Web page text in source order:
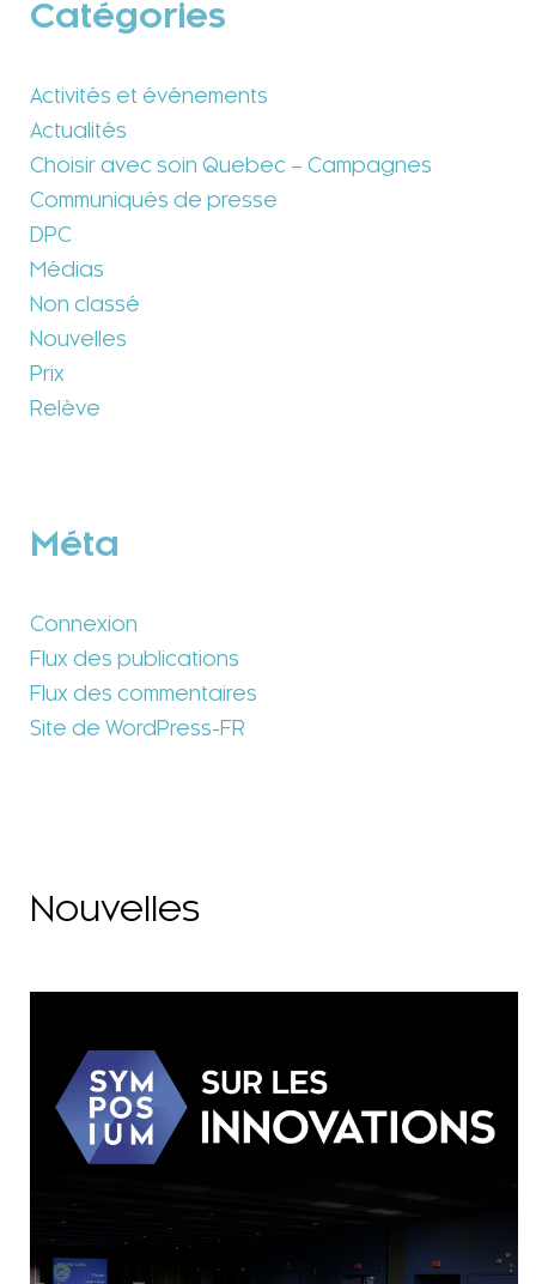
Catégories
Activités et événements
Actualités
Choisir avec soin Quebec – Campagnes
Communiqués de presse
DPC
Médias
Non classé
Nouvelles
Prix
Relève
Méta
Connexion
Flux des publications
Flux des commentaires
Site de WordPress-FR
Nouvelles